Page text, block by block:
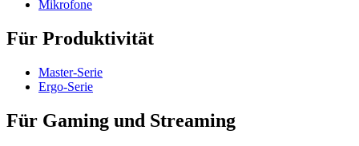
Mikrofone
Für Produktivität
Master-Serie
Ergo-Serie
Für Gaming und Streaming